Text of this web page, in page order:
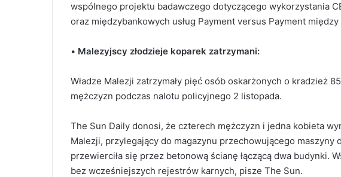
wspólnego projektu badawczego dotyczącego wykorzystania
oraz międzybankowych usług Payment versus Payment między
• Malezyjscy złodzieje koparek zatrzymani:
Władze Malezji zatrzymały pięć osób oskarżonych o kradzież
mężczyzn podczas nalotu policyjnego 2 listopada.
The Sun Daily donosi, że czterech mężczyzn i jedna kobieta
Malezji, przylegający do magazynu przechowującego maszyny
przewierciła się przez betonową ścianę łączącą dwa budynki.
bez wcześniejszych rejestrów karnych, pisze The Sun.